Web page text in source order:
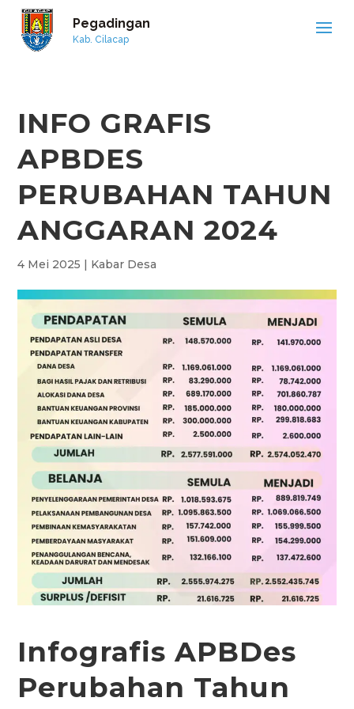
Pegadingan
Kab. Cilacap
INFO GRAFIS
APBDES
PERUBAHAN TAHUN
ANGGARAN 2024
4 Mei 2025 | Kabar Desa
Infografis APBDes
Perubahan Tahun